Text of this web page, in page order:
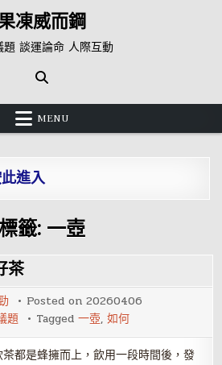
凍威而鋼
題 談運論命 人際互動
MENU
進入
籤: 一壺
茶
Posted on20260406
題 Tagged一壺,如何
都是蜂擁而上，飲用一段時間後，發